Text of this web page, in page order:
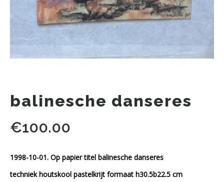
balinesche danseres
€100.00
1998-10-01. Op papier titel balinesche danseres
techniek houtskool pastelkrijt formaat h30.5b22.5 cm